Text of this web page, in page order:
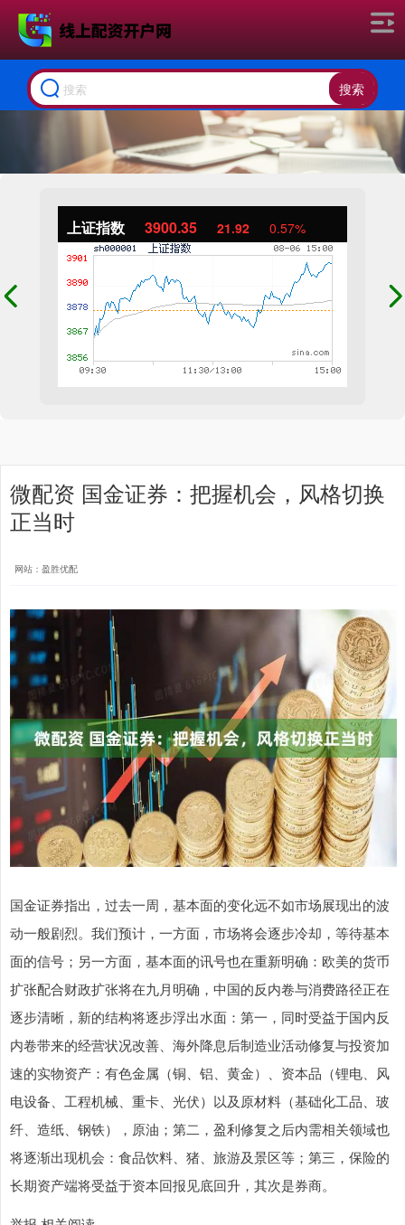
搜索
上证指数 3900.35 21.92 0.57%
微配资 国金证券：把握机会，风格切换
正当时
网站：盈胜优配
国金证券指出，过去一周，基本面的变化远不如市场展现出的波
动一般剧烈。我们预计，一方面，市场将会逐步冷却，等待基本
面的信号；另一方面，基本面的讯号也在重新明确：欧美的货币
扩张配合财政扩张将在九月明确，中国的反内卷与消费路径正在
逐步清晰，新的结构将逐步浮出水面：第一，同时受益于国内反
内卷带来的经营状况改善、海外降息后制造业活动修复与投资加
速的实物资产：有色金属（铜、铝、黄金）、资本品（锂电、风
电设备、工程机械、重卡、光伏）以及原材料（基础化工品、玻
纤、造纸、钢铁），原油；第二，盈利修复之后内需相关领域也
将逐渐出现机会：食品饮料、猪、旅游及景区等；第三，保险的
长期资产端将受益于资本回报见底回升，其次是券商。